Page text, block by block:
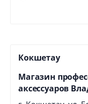
Кокшетау
Магазин
аксессуаров